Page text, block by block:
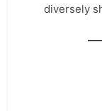
diversely